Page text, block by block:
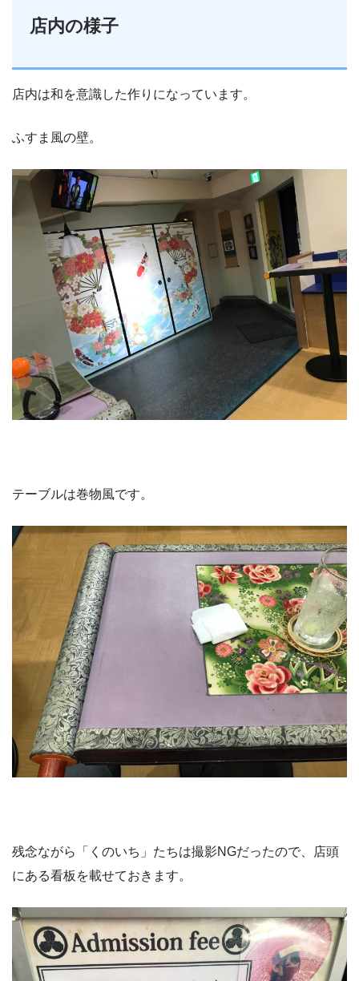
店内の様子
店内は和を意識した作りになっています。
ふすま風の壁。
テーブルは巻物風です。
残念ながら「くのいち」たちは撮影NGだったので、店頭
にある看板を載せておきます。